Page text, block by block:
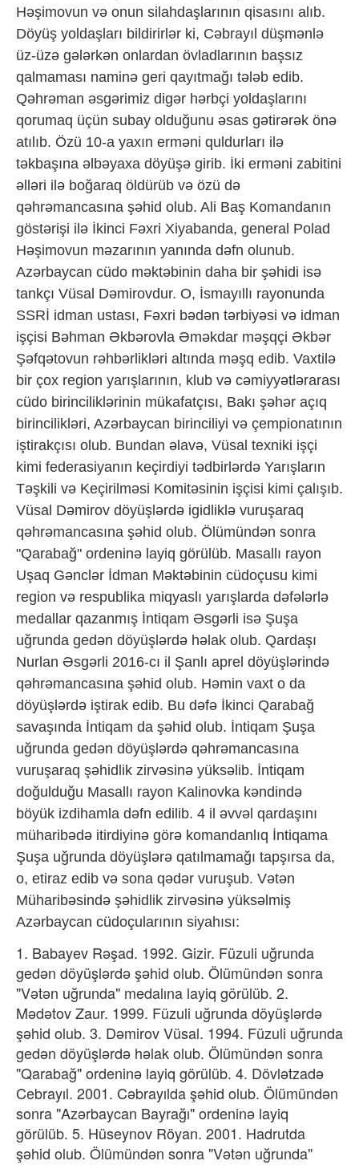
Həşimovun və onun silahdaşlarının qisasını alıb.
Döyüş yoldaşları bildirirlər ki, Cəbrayıl düşmənlə
üz-üzə gələrkən onlardan övladlarının başsız
qalmaması naminə geri qayıtmağı tələb edib.
Qəhrəman əsgərimiz digər hərbçi yoldaşlarını
qorumaq üçün subay olduğunu əsas gətirərək önə
atılıb. Özü 10-a yaxın erməni quldurları ilə
təkbaşına əlbəyaxa döyüşə girib. İki erməni zabitini
əlləri ilə boğaraq öldürüb və özü də
qəhrəmancasına şəhid olub. Ali Baş Komandanın
göstərişi ilə İkinci Fəxri Xiyabanda, general Polad
Həşimovun məzarının yanında dəfn olunub.
Azərbaycan cüdo məktəbinin daha bir şəhidi isə
tankçı Vüsal Dəmirovdur. O, İsmayıllı rayonunda
SSRİ idman ustası, Fəxri bədən tərbiyəsi və idman
işçisi Bəhman Əkbərovla Əməkdar məşqçi Əkbər
Şəfqətovun rəhbərlikləri altında məşq edib. Vaxtilə
bir çox region yarışlarının, klub və cəmiyyətlərarası
cüdo birinciliklərinin mükafatçısı, Bakı şəhər açıq
birincilikləri, Azərbaycan birinciliyi və çempionatının
iştirakçısı olub. Bundan əlavə, Vüsal texniki işçi
kimi federasiyanın keçirdiyi tədbirlərdə Yarışların
Təşkili və Keçirilməsi Komitəsinin işçisi kimi çalışıb.
Vüsal Dəmirov döyüşlərdə igidliklə vuruşaraq
qəhrəmancasına şəhid olub. Ölümündən sonra
"Qarabağ" ordeninə layiq görülüb. Masallı rayon
Uşaq Gənclər İdman Məktəbinin cüdoçusu kimi
region və respublika miqyaslı yarışlarda dəfələrlə
medallar qazanmış İntiqam Əsgərli isə Şuşa
uğrunda gedən döyüşlərdə həlak olub. Qardaşı
Nurlan Əsgərli 2016-cı il Şanlı aprel döyüşlərində
qəhrəmancasına şəhid olub. Həmin vaxt o da
döyüşlərdə iştirak edib. Bu dəfə İkinci Qarabağ
savaşında İntiqam da şəhid olub. İntiqam Şuşa
uğrunda gedən döyüşlərdə qəhrəmancasına
vuruşaraq şəhidlik zirvəsinə yüksəlib. İntiqam
doğulduğu Masallı rayon Kalinovka kəndində
böyük izdihamla dəfn edilib. 4 il əvvəl qardaşını
müharibədə itirdiyinə görə komandanlıq İntiqama
Şuşa uğrunda döyüşlərə qatılmamağı tapşırsa da,
o, etiraz edib və sona qədər vuruşub. Vətən
Müharibəsində şəhidlik zirvəsinə yüksəlmiş
Azərbaycan cüdoçularının siyahısı:
1. Babayev Rəşad. 1992. Gizir. Füzuli uğrunda
gedən döyüşlərdə şəhid olub. Ölümündən sonra
"Vətən uğrunda" medalına layiq görülüb. 2.
Mədətov Zaur. 1999. Füzuli uğrunda döyüşlərdə
şəhid olub. 3. Dəmirov Vüsal. 1994. Füzuli uğrunda
gedən döyüşlərdə həlak olub. Ölümündən sonra
"Qarabağ" ordeninə layiq görülüb. 4. Dövlətzadə
Cebrayıl. 2001. Cəbrayılda şəhid olub. Ölümündən
sonra "Azərbaycan Bayrağı" ordeninə layiq
görülüb. 5. Hüseynov Röyan. 2001. Hadrutda
şəhid olub. Ölümündən sonra "Vətən uğrunda"